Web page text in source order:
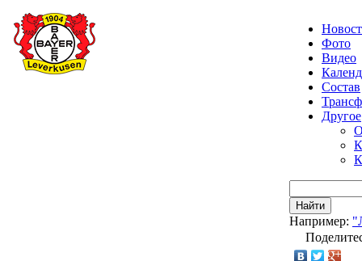
Фото
Видео
Состав
Другое
Найти
Например: